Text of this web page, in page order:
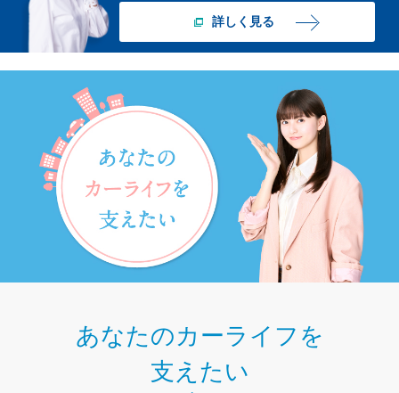
詳しく見る
あなたのカーライフを
支えたい